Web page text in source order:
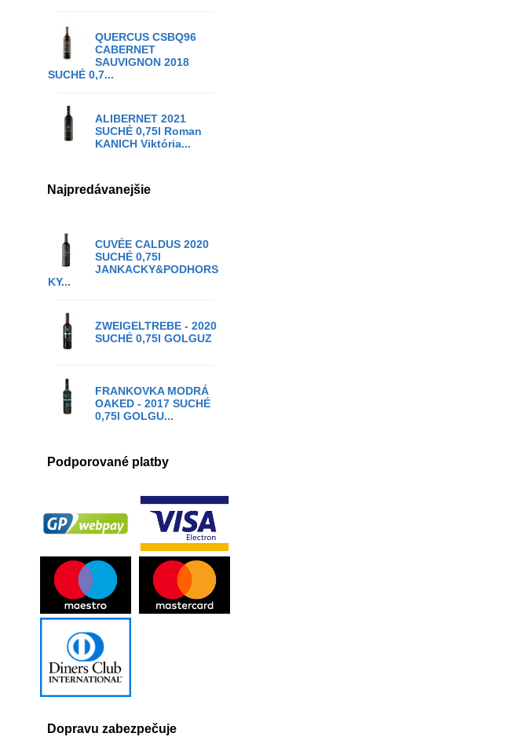
QUERCUS CSBQ96
CABERNET
SAUVIGNON 2018
SUCHÉ 0,7...
ALIBERNET 2021
SUCHÉ 0,75l Roman
KANICH Viktória...
Najpredávanejšie
CUVÉE CALDUS 2020
SUCHÉ 0,75l
JANKACKY&PODHORS
KY...
ZWEIGELTREBE - 2020
SUCHÉ 0,75l GOLGUZ
FRANKOVKA MODRÁ
OAKED - 2017 SUCHÉ
0,75l GOLGU...
Podporované platby
Dopravu zabezpečuje